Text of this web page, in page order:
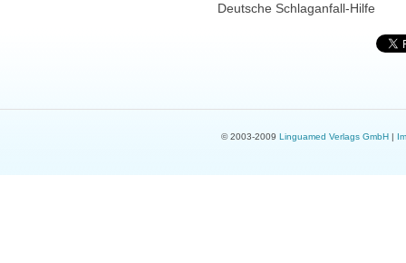
Deutsche Schlaganfall-Hilfe
© 2003-2009 Linguamed Verlags GmbH|